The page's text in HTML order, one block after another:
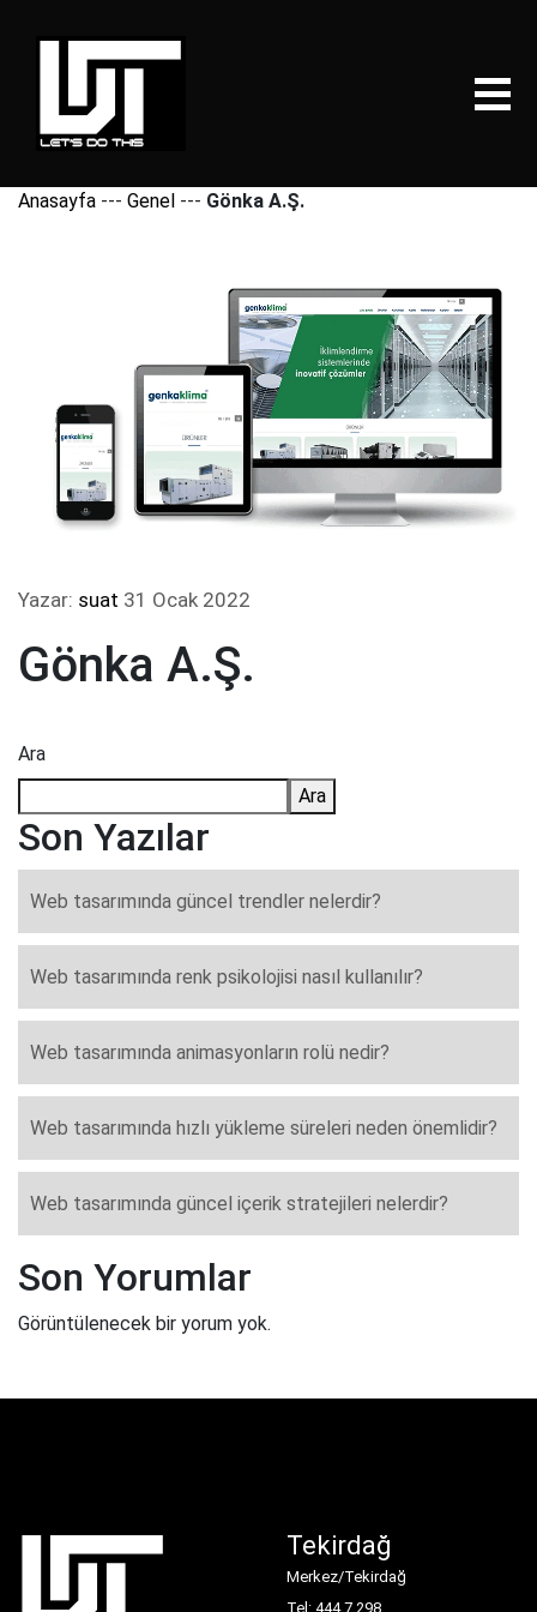
Anasayfa --- Genel --- Gönka A.Ş.
Yazar: suat 31 Ocak 2022
Gönka A.Ş.
Ara
Ara
Son Yazılar
Web tasarımında güncel trendler nelerdir?
Web tasarımında renk psikolojisi nasıl kullanılır?
Web tasarımında animasyonların rolü nedir?
Web tasarımında hızlı yükleme süreleri neden önemlidir?
Web tasarımında güncel içerik stratejileri nelerdir?
Son Yorumlar
Görüntülenecek bir yorum yok.
Tekirdağ
Merkez/Tekirdağ
Tel: 444 7 298